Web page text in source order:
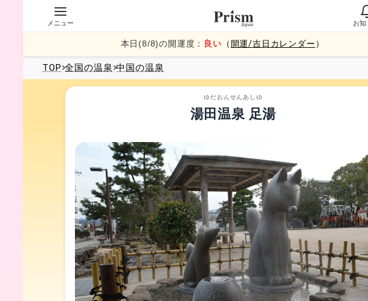
メニュー お
本日(8/8)の開運度： 良い （ 開運/吉日カレンダー ）
TOP 全国の温泉 中国の温泉
ゆだおんせんあしゆ
湯田温泉 足湯